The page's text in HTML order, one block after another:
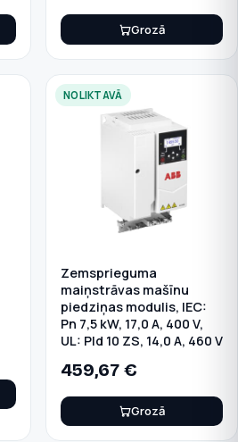
Grozā
NOLIKTAVĀ
Zemsprieguma
maiņstrāvas mašīnu
piedziņas modulis, IEC:
Pn 7,5 kW, 17,0 A, 400 V,
UL: Pld 10 ZS, 14,0 A, 460 V
459,67 €
Grozā